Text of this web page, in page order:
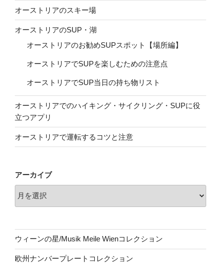
オーストリアのスキー場
オーストリアのSUP・湖
オーストリアのお勧めSUPスポット【場所編】
オーストリアでSUPを楽しむための注意点
オーストリアでSUP当日の持ち物リスト
オーストリアでのハイキング・サイクリング・SUPに役
立つアプリ
オーストリアで運転するコツと注意
アーカイブ
ウィーンの星/Musik Meile Wienコレクション
欧州ナンバープレートコレクション